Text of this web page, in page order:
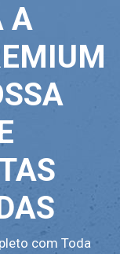
A
com Toda